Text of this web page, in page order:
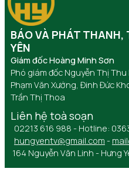
BÁO VÀ PHÁT THANH,
YÊN
Giám đốc Hoàng Minh Sơn
Phó giám đốc Nguyễn Thị
Phạm Văn Xướng, Đinh Đức
Trần Thị Thoa
Liên hệ toà soạn
02213 616 988 - Hotline:
hungyentv@gmail.com -
164 Nguyễn Văn Linh - Hưng